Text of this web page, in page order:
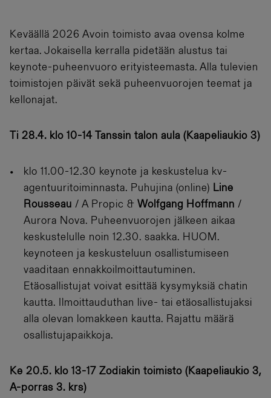
Keväällä 2026 Avoin toimisto avaa ovensa kolme
kertaa. Jokaisella kerralla pidetään alustus tai
keynote-puheenvuoro erityisteemasta. Alla tulevien
toimistojen päivät sekä puheenvuorojen teemat ja
kellonajat.
Ti 28.4. klo 10-14 Tanssin talon aula (Kaapeliaukio 3)
klo 11.00-12.30 keynote ja keskustelua kv-
agentuuritoiminnasta. Puhujina (online) Line
Rousseau / A Propic & Wolfgang Hoffmann /
Aurora Nova. Puheenvuorojen jälkeen aikaa
keskustelulle noin 12.30. saakka. HUOM.
keynoteen ja keskusteluun osallistumiseen
vaaditaan ennakkoilmoittautuminen.
Etäosallistujat voivat esittää kysymyksiä chatin
kautta. Ilmoittauduthan live- tai etäosallistujaksi
alla olevan lomakkeen kautta. Rajattu määrä
osallistujapaikkoja.
Ke 20.5. klo 13-17 Zodiakin toimisto (Kaapeliaukio 3,
A-porras 3. krs)